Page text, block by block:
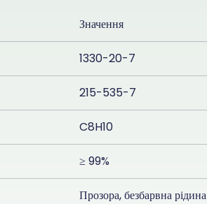
Значення
1330-20-7
215-535-7
C8H10
≥ 99%
Прозора, безбарвна рідина